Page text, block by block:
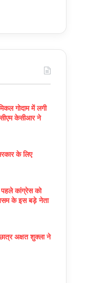
गोदाम में लगी
केसीआर ने
के लिए
कांग्रेस को
के इस बड़े नेता
अक्षत शुक्ला ने